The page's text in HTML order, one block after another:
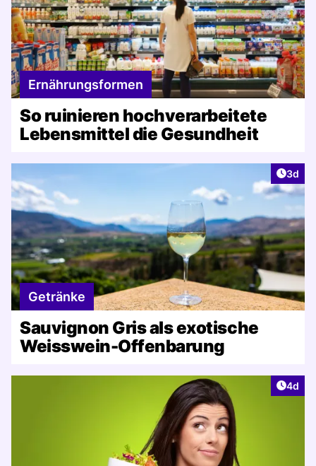
Ernährungsformen
So ruinieren hochverarbeitete
Lebensmittel die Gesundheit
3d
Getränke
Sauvignon Gris als exotische
Weisswein-Offenbarung
4d